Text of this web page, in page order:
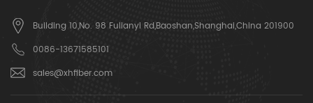
Building 10,No. 98 Fulianyi Rd,Baoshan,Shanghai,China 201900
0086-13671585101
sales@xhfiber.com